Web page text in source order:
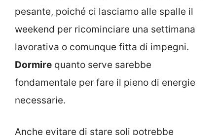
pesante, poiché ci lasciamo alle spalle il
weekend per ricominciare una settimana
lavorativa o comunque fitta di impegni.
Dormire quanto serve sarebbe
fondamentale per fare il pieno di energie
necessarie.
Anche evitare di stare soli potrebbe